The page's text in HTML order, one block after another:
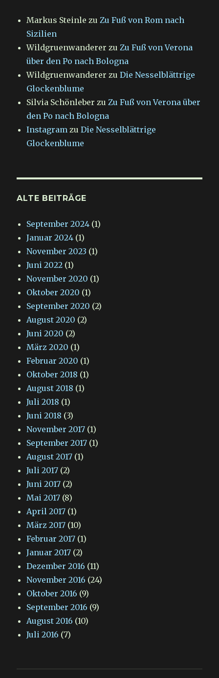
Markus Steinle zuZu Fuß von Rom nach
Sizilien
Wildgruenwanderer zuZu Fuß von Verona
über den Po nach Bologna
Wildgruenwanderer zuDie Nesselblättrige
Glockenblume
Silvia Schönleber zuZu Fuß von Verona über
den Po nach Bologna
Instagram zuDie Nesselblättrige
Glockenblume
ALTE BEITRÄGE
September 2024 (1)
Januar 2024 (1)
November 2023 (1)
Juni 2022 (1)
November 2020 (1)
Oktober 2020 (1)
September 2020 (2)
August 2020 (2)
Juni 2020 (2)
März 2020 (1)
Februar 2020 (1)
Oktober 2018 (1)
August 2018 (1)
Juli 2018 (1)
Juni 2018 (3)
November 2017 (1)
September 2017 (1)
August 2017 (1)
Juli 2017 (2)
Juni 2017 (2)
Mai 2017 (8)
April 2017 (1)
März 2017 (10)
Februar 2017 (1)
Januar 2017 (2)
Dezember 2016 (11)
November 2016 (24)
Oktober 2016 (9)
September 2016 (9)
August 2016 (10)
Juli 2016 (7)